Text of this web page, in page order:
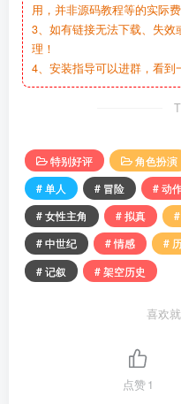
用，并非源码教程等的实际费
3、如有链接无法下载、失
理！
4、安装指导可以进群，看到
特别好评
角色扮演
# 单人
# 冒险 # 动
# 女性主角
# 拟真
# 中世纪
# 情感 #
# 记叙
# 架空历史
喜欢
点赞1